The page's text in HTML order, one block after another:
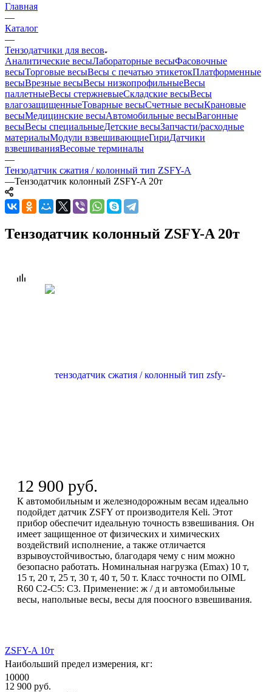
Главная
—
Каталог
—
Тензодатчики для весов
Аналитические весыЛабораторные весыФасовочные
весыТорговые весыВесы с печатью этикетокПлатформенные
весыВрезные весыВесы низкопрофильныеВесы
паллетныеВесы стержневыеСкладские весыВесы
влагозащищенныеТоварные весыСчетные весыКрановые
весыМедицинские весыАвтомобильные весыВагонные
весыВесы специальныеДетские весыЗапчасти/расходные
материалыМодули взвешивающиеГириДатчики
взвешиванияВесовые терминалы
—
Тензодатчик сжатия / колонный тип ZSFY-A
—Тензодатчик колонный ZSFY-A 20т
Тензодатчик колонный ZSFY-A 20т
12 900 руб.
К автомобильным и железнодорожным весам идеально
подойдет датчик ZSFY от производителя Keli. Этот
прибор обеспечит идеальную точность взвешивания. Он
имеет защищенное от физических и химических
воздействий исполнение, а также отличается
взрывоустойчивостью, благодаря чему с ним можно
безопасно работать. Номинальная нагрузка (Еmах) 10 т,
15 т, 20 т, 25 т, 30 т, 40 т, 50 т. Класс точности по OIML
R60 C2-C5: С3. Применение: ж / д и автомобильные
весы, напольные весы, весы для поосного взвешивания.
ZSFY-A 10т
Наибольший предел измерения, кг:
10000
12 900 руб.